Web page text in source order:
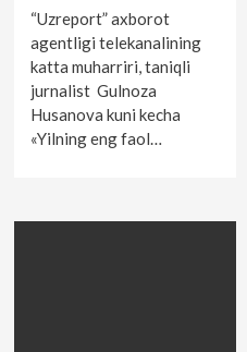
“Uzreport” axborot
agentligi telekanalining
katta muharriri, taniqli
jurnalist Gulnoza
Husanova kuni kecha
«Yilning eng faol…